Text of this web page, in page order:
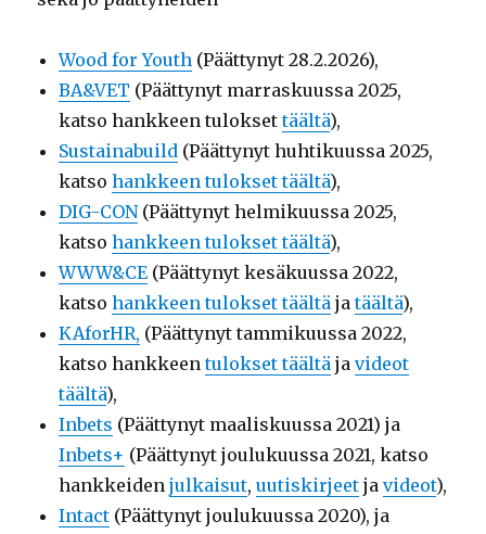
Wood for Youth (Päättynyt 28.2.2026),
BA&VET (Päättynyt marraskuussa 2025,
katso hankkeen tuloksettäältä),
Sustainabuild (Päättynyt huhtikuussa 2025,
katsohankkeen tulokset täältä),
DIG-CON(Päättynyt helmikuussa 2025,
katsohankkeen tulokset täältä),
WWW&CE (Päättynyt kesäkuussa 2022,
katsohankkeen tulokset täältä jatäältä),
KAforHR, (Päättynyt tammikuussa 2022,
katso hankkeentulokset täältä javideot
täältä),
Inbets (Päättynyt maaliskuussa 2021) ja
Inbets+ (Päättynyt joulukuussa 2021, katso
hankkeidenjulkaisut,uutiskirjeet javideot),
Intact (Päättynyt joulukuussa 2020), ja